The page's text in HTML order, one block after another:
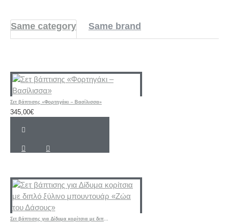
Same category Same brand
Σετ βάπτισης «Φορτηγάκι – Βασίλισσα»
345,00€